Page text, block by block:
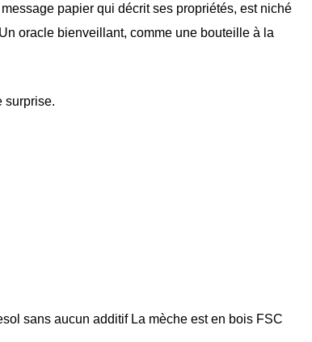
papier qui décrit ses propriétés, est niché
oracle bienveillant, comme une bouteille à la
surprise.
sans aucun additif La mèche est en bois FSC